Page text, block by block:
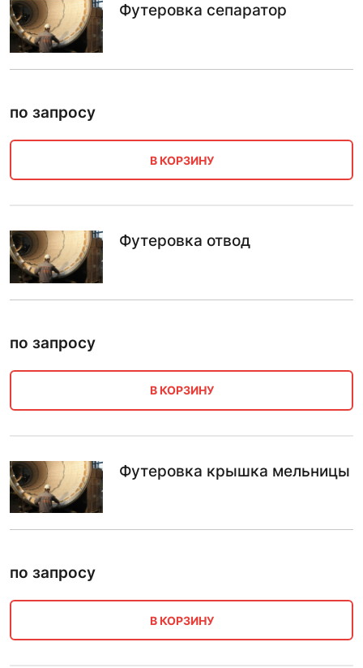
Футеровка сепаратор
по запросу
В КОРЗИНУ
Футеровка отвод
по запросу
В КОРЗИНУ
Футеровка крышка мельницы
по запросу
В КОРЗИНУ